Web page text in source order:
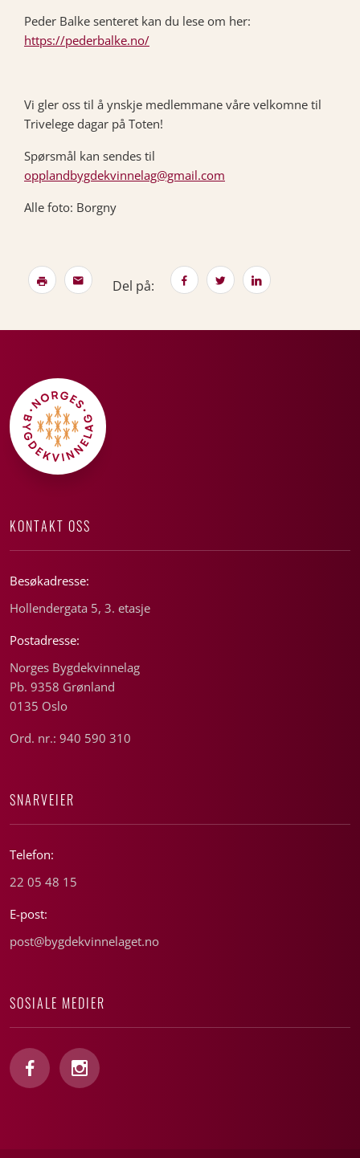
Peder Balke senteret kan du lese om her:
https://pederbalke.no/
Vi gler oss til å ynskje medlemmane våre velkomne til
Trivelege dagar på Toten!
Spørsmål kan sendes til
opplandbygdekvinnelag@gmail.com
Alle foto: Borgny
Del på:
KONTAKT OSS
Besøkadresse:
Hollendergata 5, 3. etasje
Postadresse:
Norges Bygdekvinnelag
Pb. 9358 Grønland
0135 Oslo
Ord. nr.: 940 590 310
SNARVEIER
Telefon:
22 05 48 15
E-post:
post@bygdekvinnelaget.no
SOSIALE MEDIER